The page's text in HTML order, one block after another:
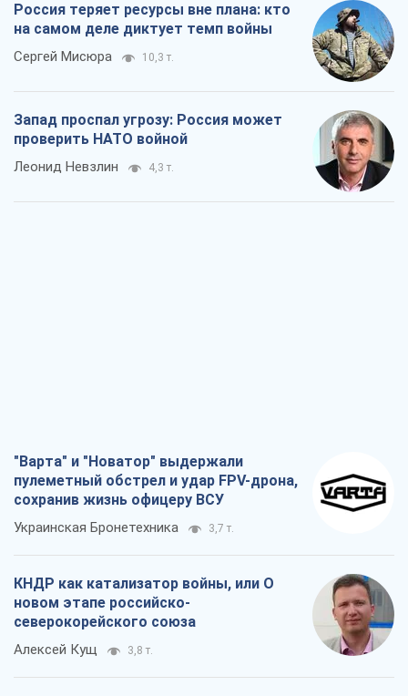
Россия теряет ресурсы вне плана: кто
на самом деле диктует темп войны
Сергей Мисюра 10,3 т.
Запад проспал угрозу: Россия может
проверить НАТО войной
Леонид Невзлин 4,3 т.
"Варта" и "Новатор" выдержали
пулеметный обстрел и удар FPV-дрона,
сохранив жизнь офицеру ВСУ
Украинская Бронетехника 3,7 т.
КНДР как катализатор войны, или О
новом этапе российско-
северокорейского союза
Алексей Кущ 3,8 т.